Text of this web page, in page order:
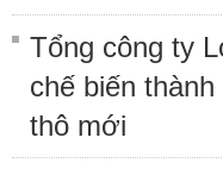
Tổng công ty
chế biến
thô mới